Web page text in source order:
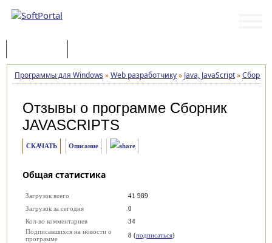
Программы для Windows »Web разработчику» Java, JavaScript»Сборник
Отзывы о программе Сборник
JAVASCRIPTS
СКАЧАТЬ Описание
Общая статистика
Загрузок всего
41 989
Загрузок за сегодня
0
Кол-во комментариев
34
Подписавшихся на новости о
программе
8 (подписаться)